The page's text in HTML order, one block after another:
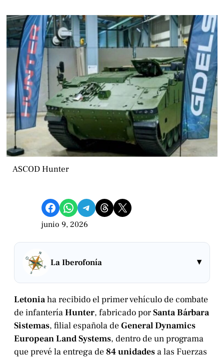
ASCOD Hunter
Compartir en Facebook Compartir en WhatsApp Compartir en Telegram Share on Threads Compartir en X
junio 9, 2026
La Iberofonía ▾
Letoniaha recibido el primer vehículo de combate
de infanteríaHunter, fabricado porSanta Bárbara
Sistemas, filial española deGeneral Dynamics
European Land Systems, dentro de un programa
que prevé la entrega de84 unidades a las Fuerzas